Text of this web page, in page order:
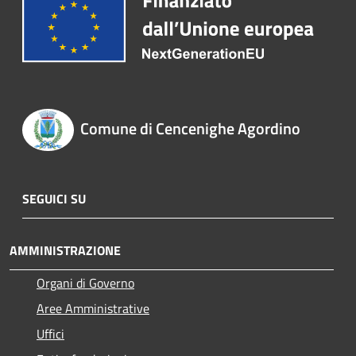
Comune di Cencenighe Agordino
SEGUICI SU
AMMINISTRAZIONE
Organi di Governo
Aree Amministrative
Uffici